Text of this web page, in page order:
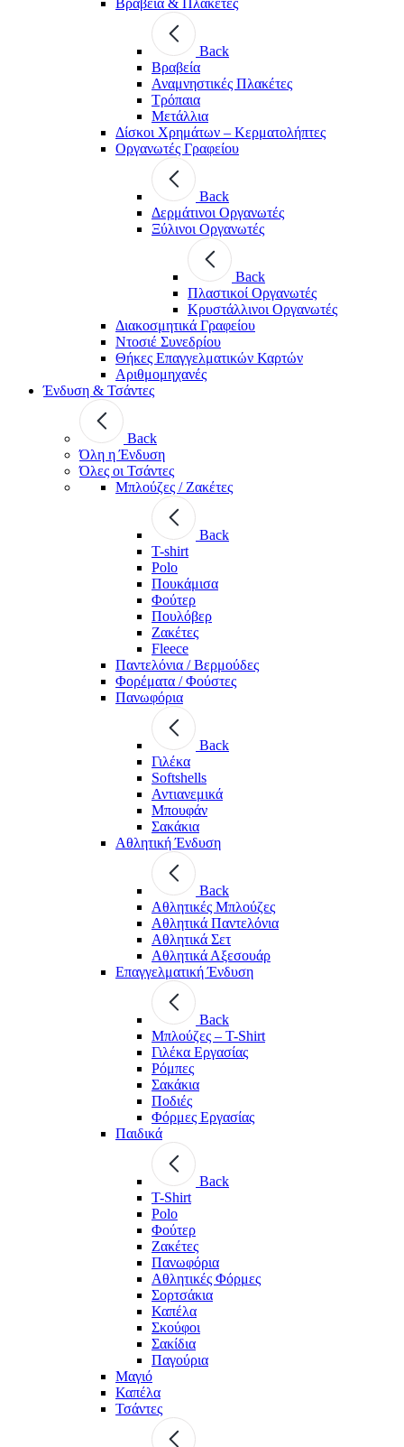
Back
Βραβεία
Αναμνηστικές Πλακέτες
Τρόπαια
Μετάλλια
Δίσκοι Χρημάτων – Κερματολήπτες
Οργανωτές Γραφείου
Back
Δερμάτινοι Οργανωτές
Ξύλινοι Οργανωτές
Back
Πλαστικοί Οργανωτές
Κρυστάλλινοι Οργανωτές
Διακοσμητικά Γραφείου
Ντοσιέ Συνεδρίου
Θήκες Επαγγελματικών Καρτών
Αριθμομηχανές
Ένδυση & Τσάντες
Back
Όλη η Ένδυση
Όλες οι Τσάντες
Μπλούζες / Ζακέτες
Back
T-shirt
Polo
Πουκάμισα
Φούτερ
Πουλόβερ
Ζακέτες
Fleece
Παντελόνια / Βερμούδες
Φορέματα / Φούστες
Πανωφόρια
Back
Γιλέκα
Softshells
Αντιανεμικά
Μπουφάν
Σακάκια
Αθλητική Ένδυση
Back
Aθλητικές Μπλούζες
Αθλητικά Παντελόνια
Αθλητικά Σετ
Αθλητικά Αξεσουάρ
Επαγγελματική Ένδυση
Back
Μπλούζες – T-Shirt
Γιλέκα Εργασίας
Ρόμπες
Σακάκια
Ποδιές
Φόρμες Εργασίας
Παιδικά
Back
T-Shirt
Polo
Φούτερ
Ζακέτες
Πανωφόρια
Αθλητικές Φόρμες
Σορτσάκια
Καπέλα
Σκούφοι
Σακίδια
Παγούρια
Μαγιό
Καπέλα
Τσάντες